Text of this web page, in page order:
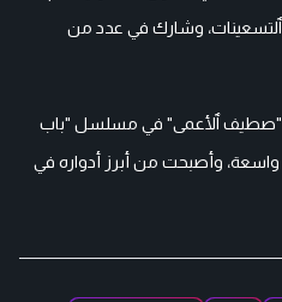
ٱلتسعينات، وشارك في عدد من
"صطيف ٱلأعمى" في مسلسل "باب
واسعة، وأصبحت من أبرز أدواره في